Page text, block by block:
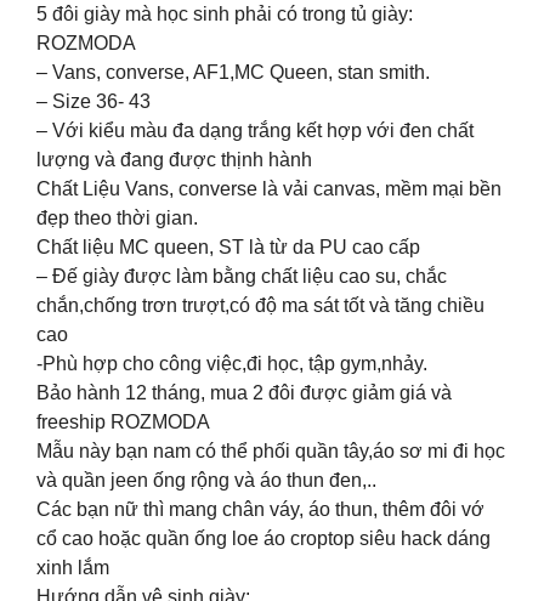
5 đôi giày mà học sinh phải có trong tủ giày:
ROZMODA
– Vans, converse, AF1,MC Queen, stan smith.
– Size 36- 43
– Với kiểu màu đa dạng trắng kết hợp với đen chất
lượng và đang được thịnh hành
Chất Liệu Vans, converse là vải canvas, mềm mại bền
đẹp theo thời gian.
Chất liệu MC queen, ST là từ da PU cao cấp
– Đế giày được làm bằng chất liệu cao su, chắc
chắn,chống trơn trượt,có độ ma sát tốt và tăng chiều
cao
-Phù hợp cho công việc,đi học, tập gym,nhảy.
Bảo hành 12 tháng, mua 2 đôi được giảm giá và
freeship ROZMODA
Mẫu này bạn nam có thể phối quần tây,áo sơ mi đi học
và quần jeen ống rộng và áo thun đen,..
Các bạn nữ thì mang chân váy, áo thun, thêm đôi vớ
cổ cao hoặc quần ống loe áo croptop siêu hack dáng
xinh lắm